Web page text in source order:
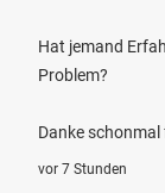
Hat jemand
Problem?
Danke
vor 7 Stunden